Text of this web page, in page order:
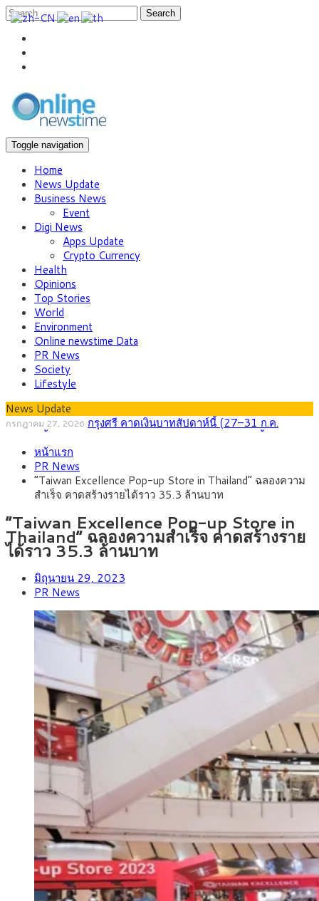
Search
Toggle navigation
Home
News Update
Business News
Event
Digi News
Apps Update
Crypto Currency
Health
Opinions
Top Stories
World
Environment
Online newstime Data
PR News
Society
Lifestyle
News Update
กรกฎาคม 27, 2026 กรุงศรี คาดเงินบาทสัปดาห์นี้ (27–31 ก.ค.
หน้ารถไฟฟ้าสงขลา โมโนเรล 12.54 กม. เชื่อมเมืองหาดใหญ่
สิงหาคม 4, 2026
หัวเพียง 2,618 บาท เสนอทบทวนจัดสรรงบให้สอดคล้องภาระงาน
จริง
สิงหาคม 3, 2026 กรุงศรี คาดเงินบาทสัปดาห์นี้ซื้อขายในกรอบ
33.00-33.60 ติดตามข้อมูลจ้างงานสหรัฐฯ
สิงหาคม 1, 2026 “เอกนิติ” เปิดเครื่องยนต์เศรษฐกิจใหม่ของไทย เดิน
หน้า 5 ยุทธศาสตร์ รื้อโครงสร้างเศรษฐกิจ ดันไทยโตเต็มศักยภาพ
กรกฎาคม 27, 2026 ภัยเงียบใกล้ตัวเด็ก LSD “แสตมป์เมา” ยาเสพติด
ลายการ์ตูน กรมศุลกากร เตือนผู้ปกครองเฝ้าระวัง หลังยึดล็อตใหญ่
จากเยอรมนี
หน้าแรก
PR News
“Taiwan Excellence Pop-up Store in Thailand” ฉลองความ
สำเร็จ คาดสร้างรายได้ราว 35.3 ล้านบาท
“Taiwan Excellence Pop-up Store in
Thailand” ฉลองความสำเร็จ คาดสร้างราย
ได้ราว 35.3 ล้านบาท
มิถุนายน 29, 2023
PR News